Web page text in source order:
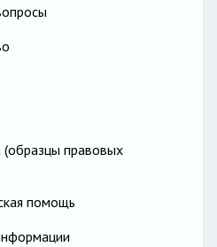
правовых
помощь